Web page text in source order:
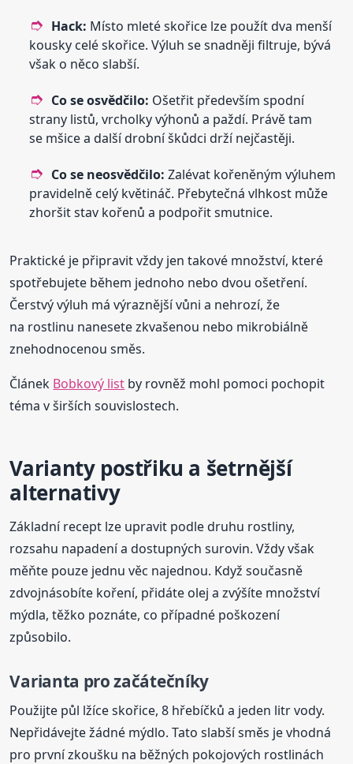
Hack: Místo mleté skořice lze použít dva menší
kousky celé skořice. Výluh se snadněji filtruje, bývá
však o něco slabší.
Co se osvědčilo: Ošetřit především spodní
strany listů, vrcholky výhonů a paždí. Právě tam
se mšice a další drobní škůdci drží nejčastěji.
Co se neosvědčilo: Zalévat kořeněným výluhem
pravidelně celý květináč. Přebytečná vlhkost může
zhoršit stav kořenů a podpořit smutnice.
Praktické je připravit vždy jen takové množství, které
spotřebujete během jednoho nebo dvou ošetření.
Čerstvý výluh má výraznější vůni a nehrozí, že
na rostlinu nanesete zkvašenou nebo mikrobiálně
znehodnocenou směs.
Článek Bobkový list by rovněž mohl pomoci pochopit
téma v širších souvislostech.
Varianty postřiku a šetrnější
alternativy
Základní recept lze upravit podle druhu rostliny,
rozsahu napadení a dostupných surovin. Vždy však
měňte pouze jednu věc najednou. Když současně
zdvojnásobíte koření, přidáte olej a zvýšíte množství
mýdla, těžko poznáte, co případné poškození
způsobilo.
Varianta pro začátečníky
Použijte půl lžíce skořice, 8 hřebíčků a jeden litr vody.
Nepřidávejte žádné mýdlo. Tato slabší směs je vhodná
pro první zkoušku na běžných pokojových rostlinách